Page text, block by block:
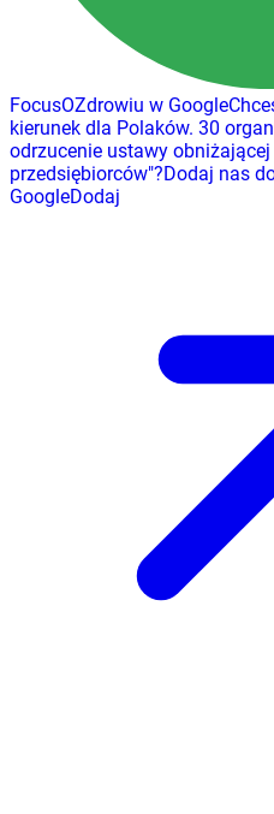
FocusOZdrowiu w Google
kierunek dla Polaków. 30
odrzucenie ustawy
przedsiębiorców"?Dodaj nas
GoogleDodaj